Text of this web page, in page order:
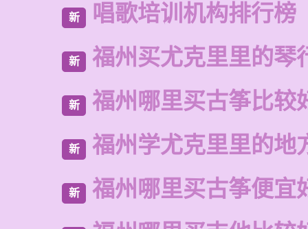
新 唱歌培训机构排行榜
新 福州买尤克里里的琴
新 福州哪里买古筝比较
新 福州学尤克里里的地
新 福州哪里买古筝便宜